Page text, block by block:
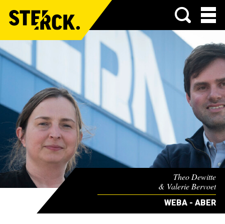
Menu
Theo Dewitte
& Valerie Bervoet
WEBA - ABER